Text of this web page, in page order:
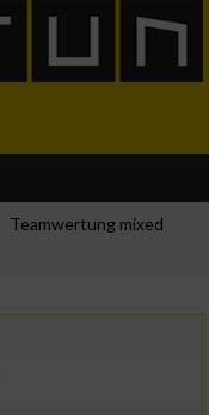
Teamwertung mixed